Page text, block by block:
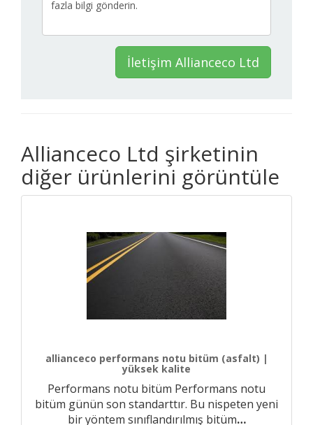
İletişim Allianceco Ltd
Allianceco Ltd şirketinin
diğer ürünlerini görüntüle
allianceco performans notu bitüm (asfalt) |
yüksek kalite
Performans notu bitüm Performans notu
bitüm günün son standarttır. Bu nispeten yeni
bir yöntem sınıflandırılmış bitüm…